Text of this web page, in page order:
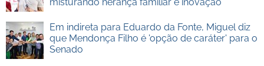
Em indireta para Eduardo da Fonte, Miguel diz
que Mendonça Filho é 'opção de caráter' para o
Senado